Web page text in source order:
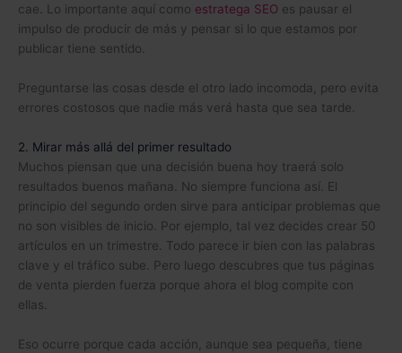
cae. Lo importante aquí como estratega SEO(se abre en una
es pausar el
impulso de producir de más y pensar si lo que estamos por
publicar tiene sentido.
Preguntarse las cosas desde el otro lado incomoda, pero evita
errores costosos que nadie más verá hasta que sea tarde.
2. Mirar más allá del primer resultado
Muchos piensan que una decisión buena hoy traerá solo
resultados buenos mañana. No siempre funciona así. El
principio del segundo orden sirve para anticipar problemas que
no son visibles de inicio. Por ejemplo, tal vez decides crear 50
artículos en un trimestre. Todo parece ir bien con las palabras
clave y el tráfico sube. Pero luego descubres que tus páginas
de venta pierden fuerza porque ahora el blog compite con
ellas.
Eso ocurre porque cada acción, aunque sea pequeña, tiene